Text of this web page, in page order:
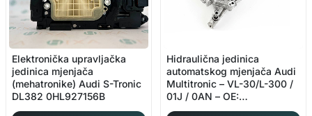
Elektronička upravljačka
jedinica mjenjača
(mehatronike) Audi S-Tronic
DL382 0HL927156B
Hidraulična jedinica
automatskog mjenjača Audi
Multitronic – VL-30/L-300 /
01J / 0AN – OE:
01J927156CQ